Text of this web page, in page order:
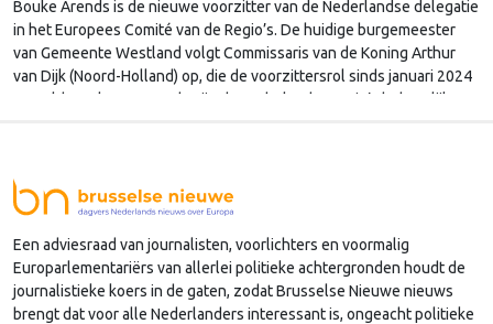
Bouke Arends is de nieuwe voorzitter van de Nederlandse delegatie
in het Europees Comité van de Regio’s. De huidige burgemeester
van Gemeente Westland volgt Commissaris van de Koning Arthur
van Dijk (Noord-Holland) op, die de voorzittersrol sinds januari 2024
vervulde. Volgens Arends zijn de Nederlandse regio’s behoorlijk
Een adviesraad van journalisten, voorlichters en voormalig
Europarlementariërs van allerlei politieke achtergronden houdt de
journalistieke koers in de gaten, zodat Brusselse Nieuwe nieuws
brengt dat voor alle Nederlanders interessant is, ongeacht politieke